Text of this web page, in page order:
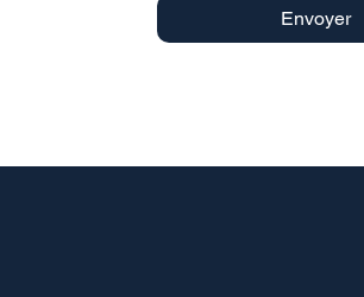
Envoyer